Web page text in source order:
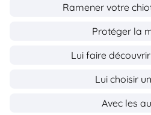
Ramener votre
Protéger la
Lui faire
Lui choisir
Avec les